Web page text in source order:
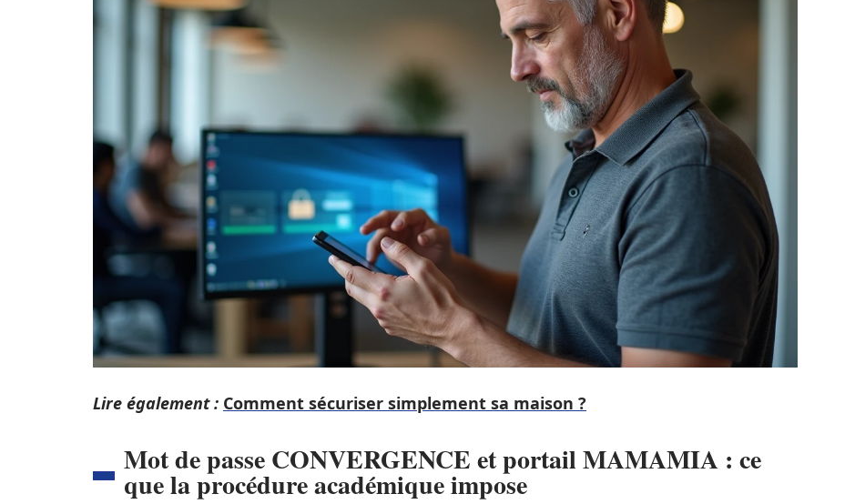
Lire également : Comment sécuriser simplement sa maison ?
Mot de passe CONVERGENCE et portail MAMAMIA : ce
que la procédure académique impose